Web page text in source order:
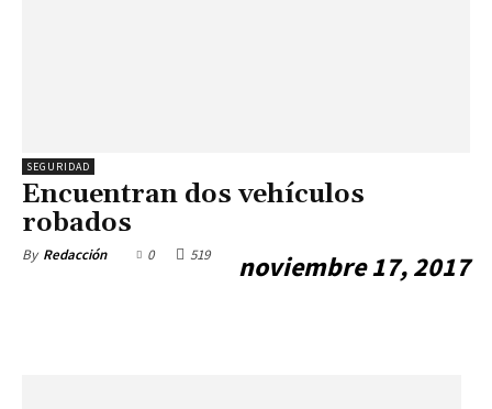
SEGURIDAD
Encuentran dos vehículos
robados
By Redacción noviembre 17, 2017
0 519